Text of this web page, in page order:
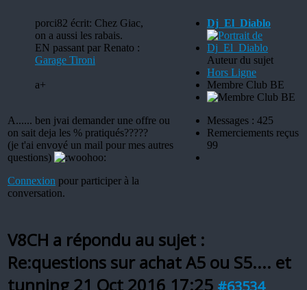
porci82 écrit: Chez Giac,
on a aussi les rabais.
EN passant par Renato :
Garage Tironi
a+
A...... ben jvai demander une offre ou
on sait deja les % pratiqués?????
(je t'ai envoyé un mail pour mes autres
questions)
Connexion pour participer à la
conversation.
Dj_El_Diablo
Auteur du sujet
Hors Ligne
Membre Club BE
Messages : 425
Remerciements reçus
99
V8CH a répondu au sujet :
Re:questions sur achat A5 ou S5.... et
tunning 21 Oct 2016 17:25 #63534